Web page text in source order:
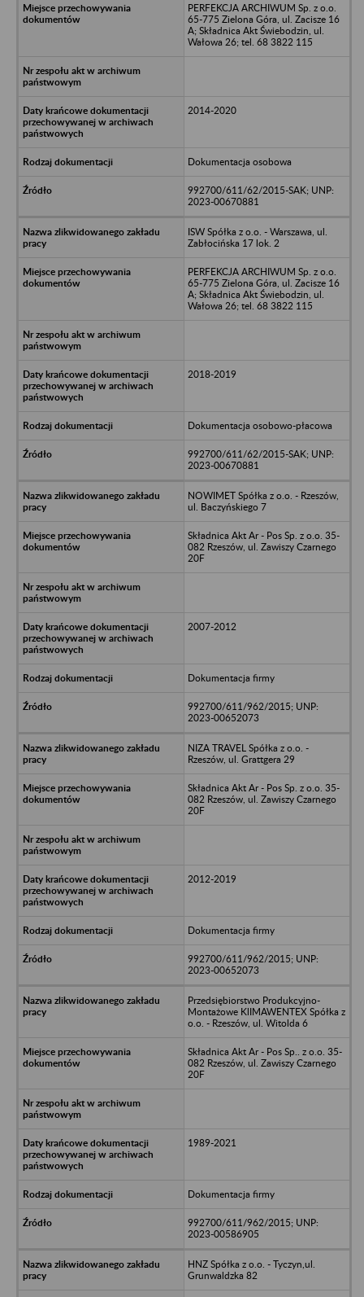
PERFEKCJA ARCHIWUM Sp. z o.o.
65-775 Zielona Góra, ul. Zacisze 16
A; Składnica Akt Świebodzin, ul.
Wałowa 26; tel. 68 3822 115
2014-2020
Dokumentacja osobowa
992700/611/62/2015-SAK; UNP:
2023-00670881
ISW Spółka z o.o. - Warszawa, ul.
Zabłocińska 17 lok. 2
PERFEKCJA ARCHIWUM Sp. z o.o.
65-775 Zielona Góra, ul. Zacisze 16
A; Składnica Akt Świebodzin, ul.
Wałowa 26; tel. 68 3822 115
2018-2019
Dokumentacja osobowo-płacowa
992700/611/62/2015-SAK; UNP:
2023-00670881
NOWIMET Spółka z o.o. - Rzeszów,
ul. Baczyńskiego 7
Składnica Akt Ar - Pos Sp. z o.o. 35-
082 Rzeszów, ul. Zawiszy Czarnego
20F
2007-2012
Dokumentacja firmy
992700/611/962/2015; UNP:
2023-00652073
NIZA TRAVEL Spółka z o.o. -
Rzeszów, ul. Grattgera 29
Składnica Akt Ar - Pos Sp. z o.o. 35-
082 Rzeszów, ul. Zawiszy Czarnego
20F
2012-2019
Dokumentacja firmy
992700/611/962/2015; UNP:
2023-00652073
Przedsiębiorstwo Produkcyjno-
Montażowe KlIMAWENTEX Spółka z
o.o. - Rzeszów, ul. Witolda 6
Składnica Akt Ar - Pos Sp.. z o.o. 35-
082 Rzeszów, ul. Zawiszy Czarnego
20F
1989-2021
Dokumentacja firmy
992700/611/962/2015; UNP:
2023-00586905
HNZ Spółka z o.o. - Tyczyn,ul.
Grunwaldzka 82